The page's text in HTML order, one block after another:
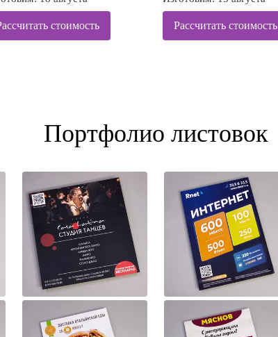
стоимость Рассчитать стоимость
Портфолио листовок